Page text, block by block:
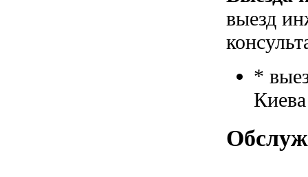
выезд
*